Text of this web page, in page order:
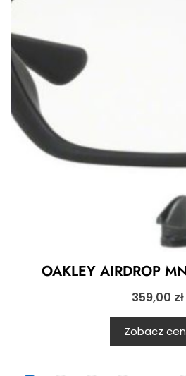
OAKLEY AIRDROP
359,00 zł
Zobacz